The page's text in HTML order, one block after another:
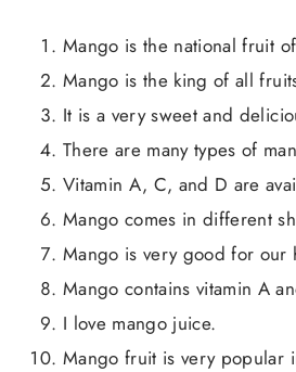
Mango is the national fruit
Mango is the king of all
It is a very sweet and
There are many types of
Vitamin A, C, and D are
Mango comes in different
Mango is very good for our
Mango contains vitamin A
I love mango juice.
Mango fruit is very popular